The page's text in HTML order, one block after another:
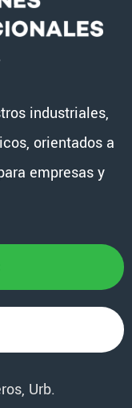
industriales,
orientados a
empresas y
Urb.